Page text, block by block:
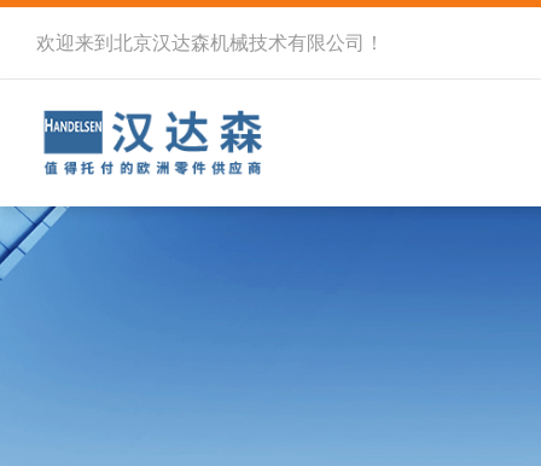
欢迎来到北京汉达森机械技术有限公司！